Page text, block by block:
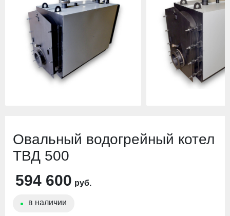
Овальный водогрейный котел
ТВД 500
594 600 руб.
в наличии